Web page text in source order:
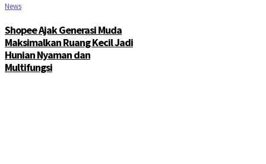
News
Shopee Ajak Generasi Muda
Maksimalkan Ruang Kecil Jadi
Hunian Nyaman dan
Multifungsi